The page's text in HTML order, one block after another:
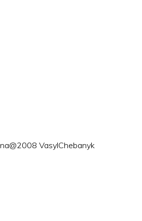
VasylChebanyk